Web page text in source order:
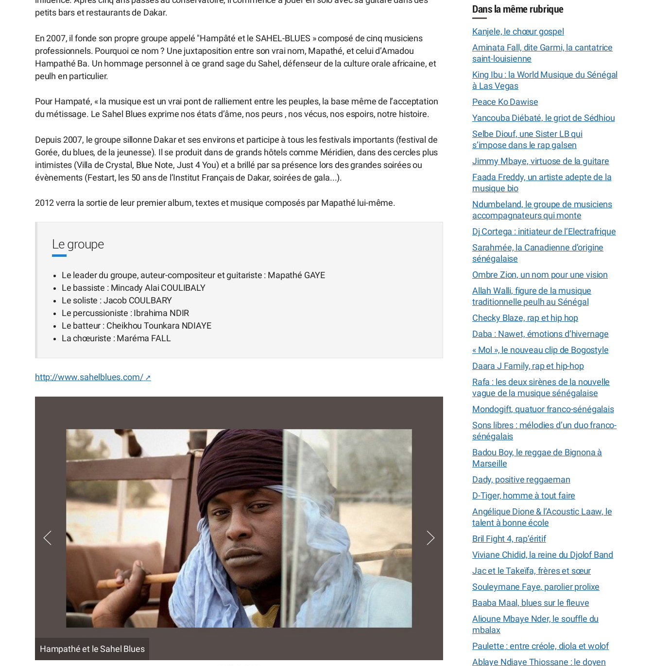
petits bars et restaurants de Dakar.
En 2007, il fonde son propre groupe appelé "Hampâté et le SAHEL-BLUES » composé de cinq musiciens
professionnels. Pourquoi ce nom ? Une juxtaposition entre son vrai nom, Mapathé, et celui d’Amadou
Hampathé Ba. Un hommage personnel à ce grand sage du Sahel, défenseur de la culture orale africaine, et
peulh en particulier.
Pour Hampaté, « la musique est un vrai pont de ralliement entre les peuples, la base même de l’acceptation
du métissage. Le Sahel Blues exprime nos états d’âme, nos peurs , nos vécus, nos espoirs, notre histoire.
Depuis 2007, le groupe sillonne Dakar et ses environs et participe à tous les festivals importants (festival de
Gorée, du blues, de la jeunesse). Il se produit dans de grands hôtels comme Méridien, dans des cercles plus
intimistes (Villa de Crystal, Blue Note, Just 4 You) et a brillé par sa présence lors des grandes soirées ou
évènements (Festart, les 50 ans de l’Institut Français de Dakar, soirées de gala...).
2012 verra la sortie de leur premier album, textes et musique composés par Mapathé lui-même.
Le groupe
Le leader du groupe, auteur-compositeur et guitariste : Mapathé GAYE
Le bassiste : Mincady Alai COULIBALY
Le soliste : Jacob COULBARY
Le percussioniste : Ibrahima NDIR
Le batteur : Cheikhou Tounkara NDIAYE
La chœuriste : Maréma FALL
http://www.sahelblues.com/
Hampathé et le Sahel Blues Hampathé et le Sahel Blues
Dans la même rubrique
Kanjele, le chœur gospel
Aminata Fall, dite Garmi, la cantatrice
saint-louisienne
King Ibu : la World Musique du Sénégal
à Las Vegas
Peace Ko Dawise
Yancouba Diébaté, le griot de Sédhiou
Selbe Diouf, une Sister LB qui
s’impose dans le rap galsen
Jimmy Mbaye, virtuose de la guitare
Faada Freddy, un artiste adepte de la
musique bio
Ndumbeland, le groupe de musiciens
accompagnateurs qui monte
Dj Cortega : initiateur de l’Electrafrique
Sarahmée, la Canadienne d’origine
sénégalaise
Ombre Zion, un nom pour une vision
Allah Walli, figure de la musique
traditionnelle peulh au Sénégal
Checky Blaze, rap et hip hop
Daba : Nawet, émotions d’hivernage
« Mol », le nouveau clip de Bogostyle
Daara J Family, rap et hip-hop
Rafa : les deux sirènes de la nouvelle
vague de la musique sénégalaise
Mondogift, quatuor franco-sénégalais
Sons libres : mélodies d’un duo franco-
sénégalais
Badou Boy, le reggae de Bignona à
Marseille
Dady, positive reggaeman
D-Tiger, homme à tout faire
Angélique Dione & l’Acoustic Laaw, le
talent à bonne école
Bril Fight 4, rap’éritif
Viviane Chidid, la reine du Djolof Band
Jac et le Takeïfa, frères et sœur
Souleymane Faye, parolier prolixe
Baaba Maal, blues sur le fleuve
Alioune Mbaye Nder, le souffle du
mbalax
Paulette : entre créole, diola et wolof
Ablaye Ndiaye Thiossane : le doyen